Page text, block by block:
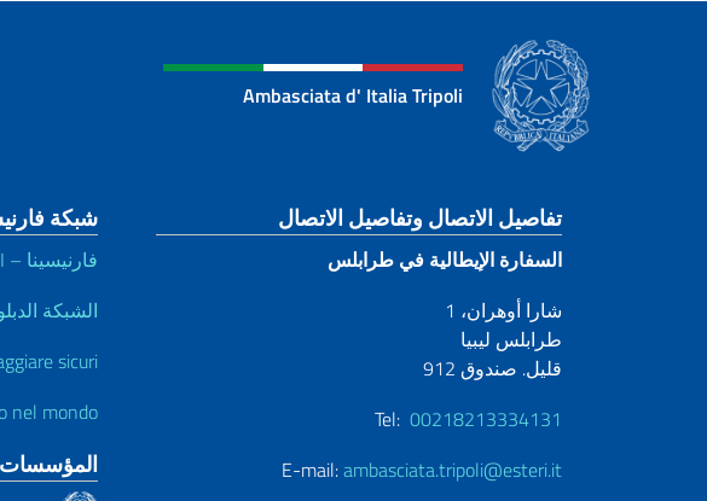
Ambasciata d' Italia Tripoli
قسم التذييل
تفاصيل الاتصال وتفاصيل الاتصال
السفارة الإيطالية في طرابلس
شارا أوهران، 1
طرابلس ليبيا
قليل. صندوق 912
Tel: 00218213334131
E-mail:ambasciata.tripoli@esteri.it
شبكة
فارنيسينا – MAECI
الشبكة
sicuri
nel mondo
المؤسسات